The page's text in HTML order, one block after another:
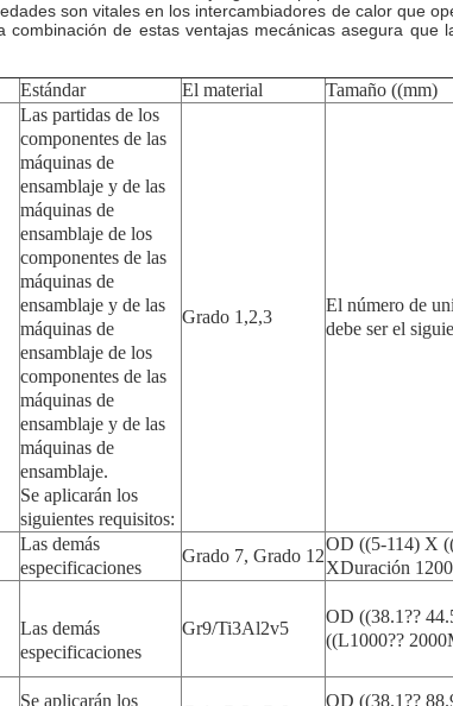
son vitales en los intercambiadores de calor que
combinación de estas ventajas mecánicas asegura
Estándar El material Tamaño ((mm)
Las partidas de los
componentes de las
máquinas de
ensamblaje y de las
máquinas de
ensamblaje de los
componentes de las
máquinas de
ensamblaje y de las
máquinas de
ensamblaje de los
componentes de las
máquinas de
ensamblaje y de las
máquinas de
ensamblaje.
Se aplicarán los
siguientes requisitos:
Grado 1,2,3
El número de
debe ser el
Las demás
especificaciones
Grado 7, Grado 12
OD ((5-114) X
XDuración
Las demás
especificaciones
Gr9/Ti3Al2v5
OD ((38.1??
((L1000??
Se aplicarán los
OD ((38.1??